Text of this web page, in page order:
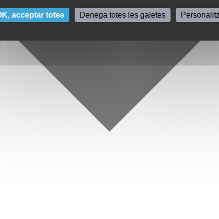
acceptar totes Denega totes les galetes